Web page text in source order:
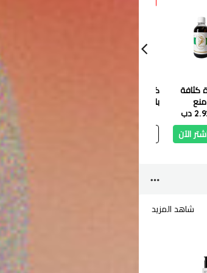
كثافة
دب
الآن
كوبا إكليل الجبل بالنعنا
بلسم 480 مل
مصل الوجه
0.531
شاهد المزيد